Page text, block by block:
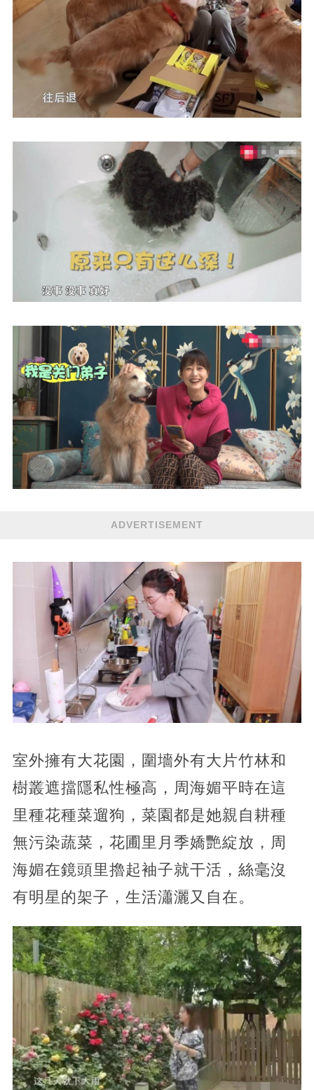
ADVERTISEMENT
室外擁有大花園，圍墻外有大片竹林和
樹叢遮擋隱私性極高，周海媚平時在這
里種花種菜遛狗，菜園都是她親自耕種
無污染蔬菜，花圃里月季嬌艷綻放，周
海媚在鏡頭里擼起袖子就干活，絲毫沒
有明星的架子，生活瀟灑又自在。